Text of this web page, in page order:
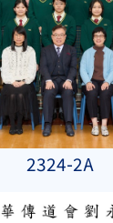
2324-2A